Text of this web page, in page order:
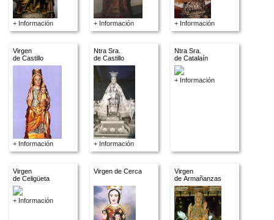
+ Información + Información + Información
Virgen
de Castillo
+ Información
Ntra Sra.
de Castillo
+ Información
Ntra Sra.
de Catalaín
+ Información
Virgen
de Celigüeta
+ Información
Virgen de Cerca
Virgen
de Armañanzas